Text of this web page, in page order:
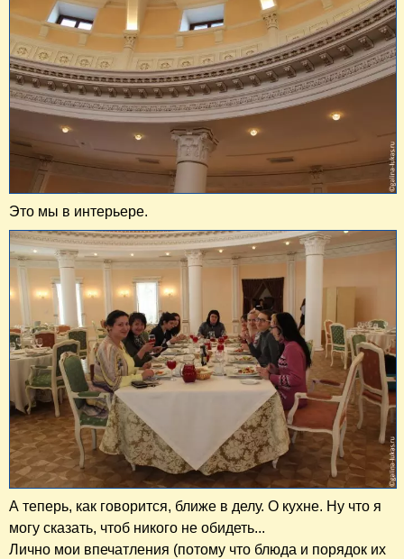
Это мы в интерьере.
А теперь, как говорится, ближе в делу. О кухне. Ну что я
могу сказать, чтоб никого не обидеть...
Лично мои впечатления (потому что блюда и порядок их